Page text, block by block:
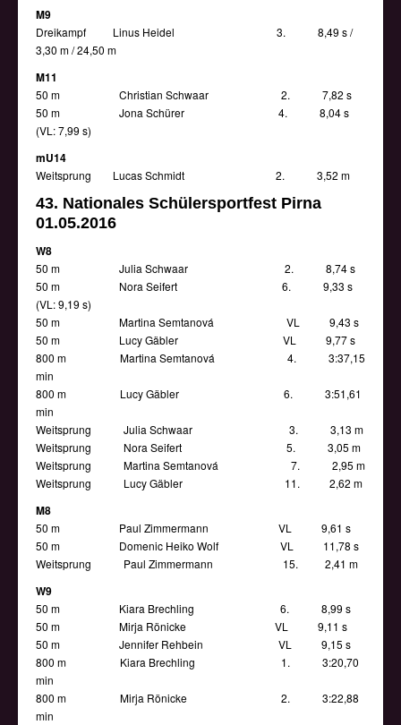
M9
Dreikampf Linus Heidel 3. 8,49 s /
3,30 m / 24,50 m
M11
50 m Christian Schwaar 2. 7,82 s
50 m Jona Schürer 4. 8,04 s
(VL: 7,99 s)
mU14
Weitsprung Lucas Schmidt 2. 3,52 m
43. Nationales Schülersportfest Pirna
01.05.2016
W8
50 m Julia Schwaar 2. 8,74 s
50 m Nora Seifert 6. 9,33 s
(VL: 9,19 s)
50 m Martina Semtanová VL 9,43 s
50 m Lucy Gäbler VL 9,77 s
800 m Martina Semtanová 4. 3:37,15
min
800 m Lucy Gäbler 6. 3:51,61
min
Weitsprung Julia Schwaar 3. 3,13 m
Weitsprung Nora Seifert 5. 3,05 m
Weitsprung Martina Semtanová 7. 2,95 m
Weitsprung Lucy Gäbler 11. 2,62 m
M8
50 m Paul Zimmermann VL 9,61 s
50 m Domenic Heiko Wolf VL 11,78 s
Weitsprung Paul Zimmermann 15. 2,41 m
W9
50 m Kiara Brechling 6. 8,99 s
50 m Mirja Rönicke VL 9,11 s
50 m Jennifer Rehbein VL 9,15 s
800 m Kiara Brechling 1. 3:20,70
min
800 m Mirja Rönicke 2. 3:22,88
min